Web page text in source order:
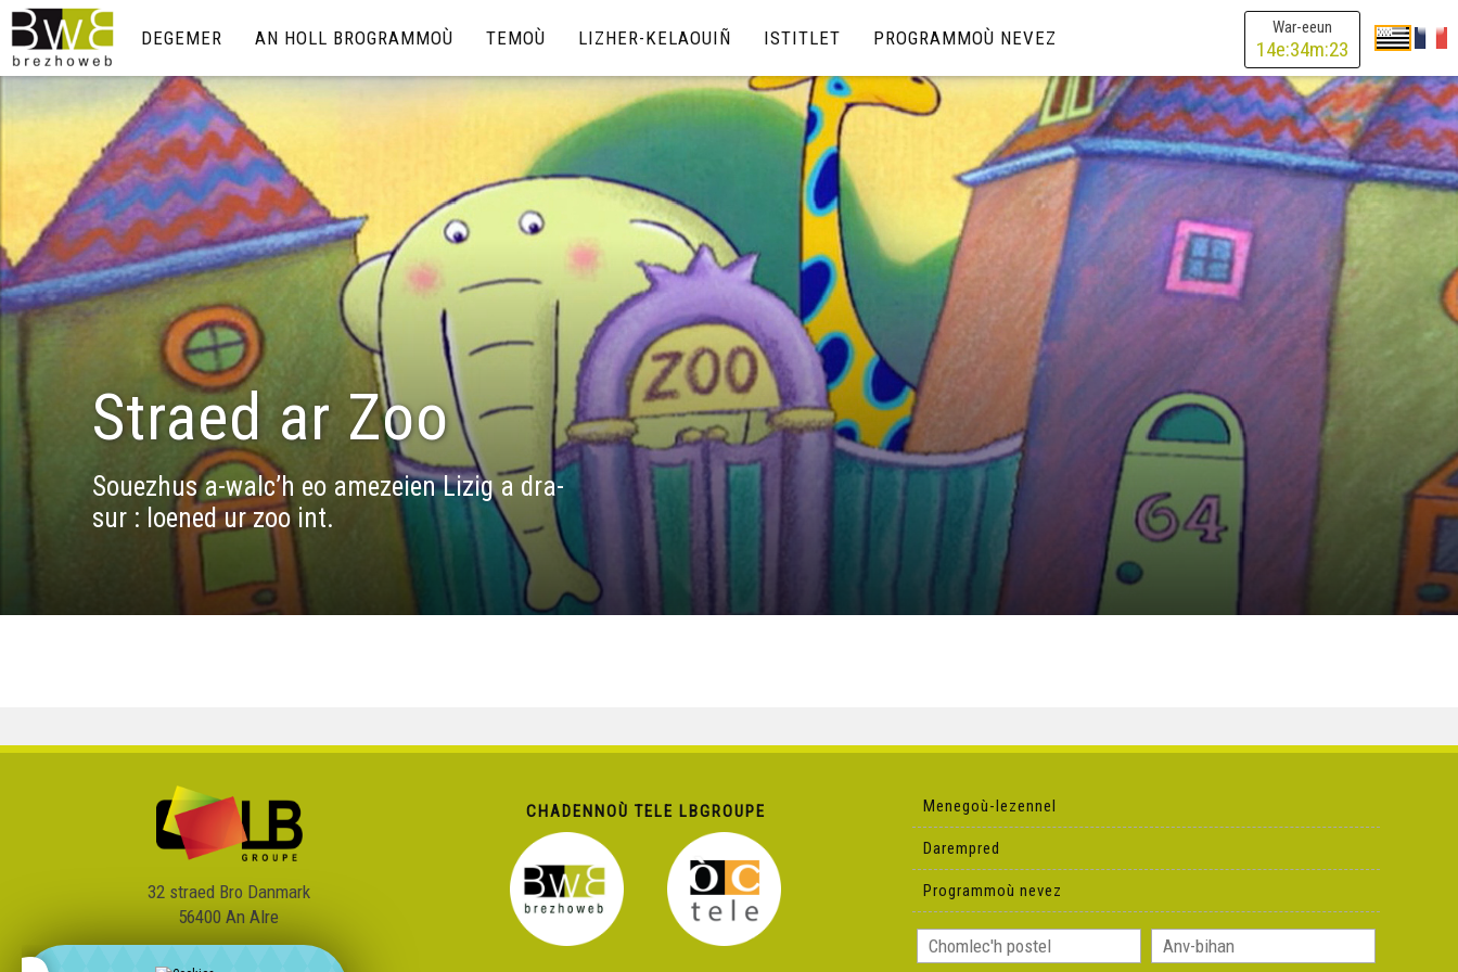
War-eeun
14e:34m:23
DEGEMER AN HOLL BROGRAMMOÙ TEMOÙ LIZHER-KELAOUIÑ ISTITLET PROGRAMMOÙ NEVEZ
Straed ar Zoo
Souezhus a-walc’h eo amezeien Lizig a dra-
sur : loened ur zoo int.
32 straed Bro Danmark
56400 An Alre
CHADENNOÙ TELE LBGROUPE Menegoù-lezennel
Darempred
Programmoù nevez